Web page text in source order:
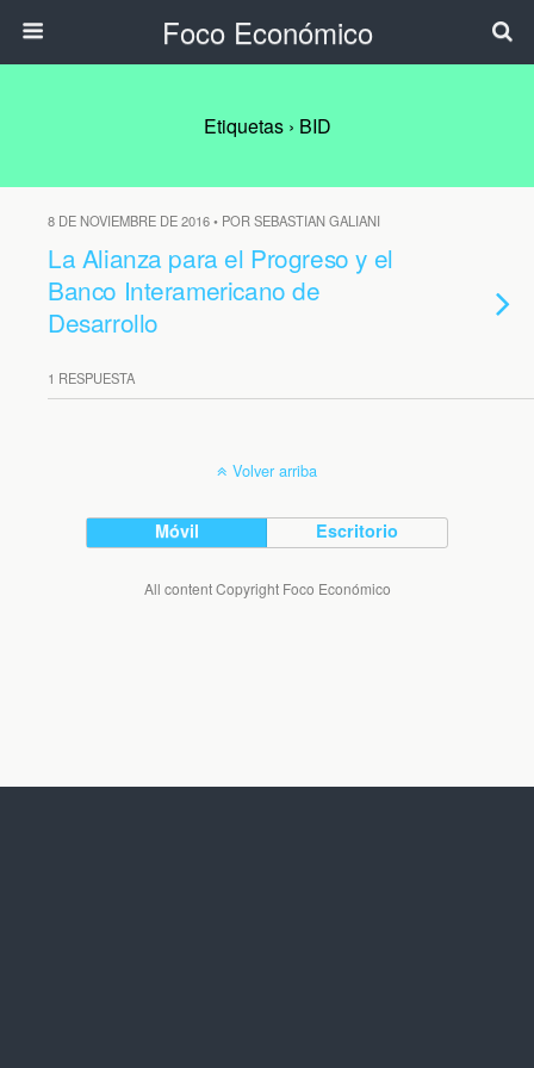
Foco Económico
Etiquetas › BID
8 DE NOVIEMBRE DE 2016 • POR SEBASTIAN GALIANI
La Alianza para el Progreso y el
Banco Interamericano de
Desarrollo
1 RESPUESTA
Volver arriba
Móvil Escritorio
All content Copyright Foco Económico